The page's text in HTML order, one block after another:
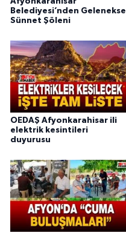
Belediyesi’nden Geleneksel
Sünnet Şöleni
OEDAŞ Afyonkarahisar ili
elektrik kesintileri
duyurusu